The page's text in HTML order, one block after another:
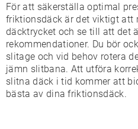
För att säkerställa optimal
friktionsdäck är det viktigt att
däcktrycket och se till att det
rekommendationer. Du bör
slitage och vid behov rotera
jämn slitbana. Att utföra
slitna däck i tid kommer att
bästa av dina friktionsdäck.